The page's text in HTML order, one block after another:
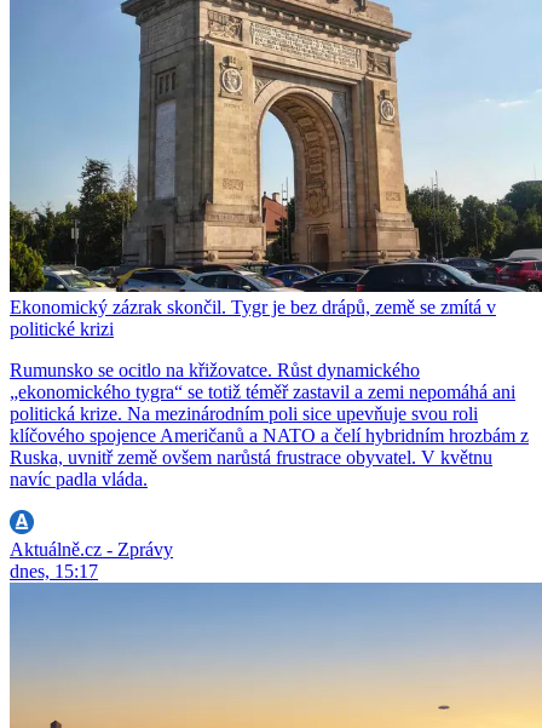
Ekonomický zázrak skončil. Tygr je bez drápů, země se zmítá v
politické krizi
Rumunsko se ocitlo na křižovatce. Růst dynamického
„ekonomického tygra“ se totiž téměř zastavil a zemi nepomáhá ani
politická krize. Na mezinárodním poli sice upevňuje svou roli
klíčového spojence Američanů a NATO a čelí hybridním hrozbám z
Ruska, uvnitř země ovšem narůstá frustrace obyvatel. V květnu
navíc padla vláda.
Aktuálně.cz - Zprávy
dnes, 15:17